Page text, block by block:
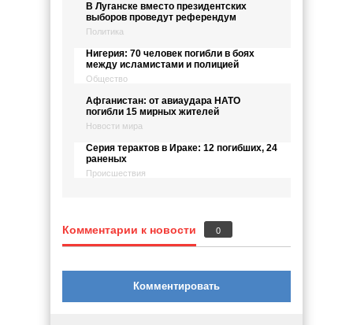
В Луганске вместо президентских
выборов проведут референдум
Политика
Нигерия: 70 человек погибли в боях
между исламистами и полицией
Общество
Афганистан: от авиаудара НАТО
погибли 15 мирных жителей
Новости мира
Серия терактов в Ираке: 12 погибших, 24
раненых
Происшествия
Комментарии к новости 0
Комментировать